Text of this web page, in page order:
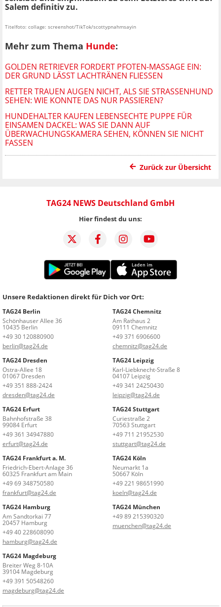
Salem definitiv zu.
Titelfoto: collage: screenshot/TikTok/scottypnahmsayin
Mehr zum Thema Hunde:
GOLDEN RETRIEVER FORDERT PFOTEN-MASSAGE EIN:
DER GRUND LÄSST LACHTRÄNEN FLIESSEN
RETTER TRAUEN AUGEN NICHT, ALS SIE STRASSENHUND S
EHEN: WIE KONNTE DAS NUR PASSIEREN?
HUNDEHALTER KAUFEN LEBENSECHTE PUPPE FÜR
EINSAMEN DACKEL: WAS SIE DANN AUF
ÜBERWACHUNGSKAMERA SEHEN, KÖNNEN SIE NICHT
FASSEN
Zurück zur Übersicht
TAG24 NEWS Deutschland GmbH
Hier findest du uns:
Unsere Redaktionen direkt für Dich vor Ort:
TAG24 Berlin
Schönhauser Allee 36
10435 Berlin
+49 30 120880900
berlin@tag24.de
TAG24 Chemnitz
Am Rathaus 2
09111 Chemnitz
+49 371 6906600
chemnitz@tag24.de
TAG24 Dresden
Ostra-Allee 18
01067 Dresden
+49 351 888-2424
dresden@tag24.de
TAG24 Leipzig
Karl-Liebknecht-Straße 8
04107 Leipzig
+49 341 24250430
leipzig@tag24.de
TAG24 Erfurt
Bahnhofstraße 38
99084 Erfurt
+49 361 34947880
erfurt@tag24.de
TAG24 Stuttgart
Curiestraße 2
70563 Stuttgart
+49 711 21952530
stuttgart@tag24.de
TAG24 Frankfurt a. M.
Friedrich-Ebert-Anlage 36
60325 Frankfurt am Main
+49 69 348750580
frankfurt@tag24.de
TAG24 Köln
Neumarkt 1a
50667 Köln
+49 221 98651990
koeln@tag24.de
TAG24 Hamburg
Am Sandtorkai 77
20457 Hamburg
+49 40 228608090
hamburg@tag24.de
TAG24 München
+49 89 215390320
muenchen@tag24.de
TAG24 Magdeburg
Breiter Weg 8-10A
39104 Magdeburg
+49 391 50548260
magdeburg@tag24.de